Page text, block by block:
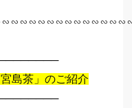
島茶」のご紹介